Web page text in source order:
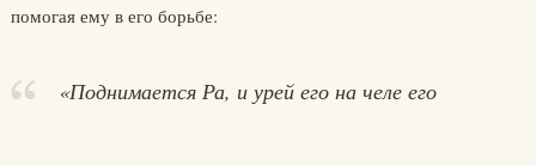
помогая ему в его борьбе:
«Поднимается Ра, и урей его на челе его